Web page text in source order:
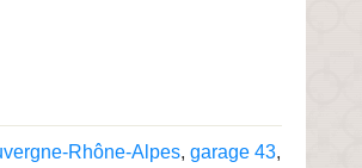
Rhône-Alpes, garage 43,